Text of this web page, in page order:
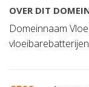
OVER DIT
Domeinnaam